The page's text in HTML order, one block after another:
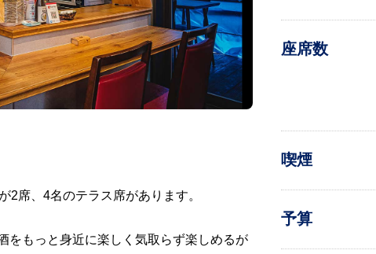
2席、4名のテラス席があります。
をもっと身近に楽しく気取らず楽しめるが
座席数
喫煙
予算